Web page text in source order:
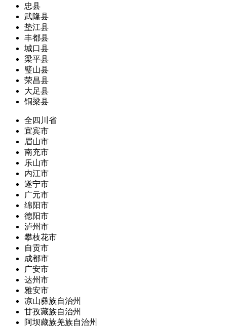
忠县
武隆县
垫江县
丰都县
城口县
梁平县
璧山县
荣昌县
大足县
铜梁县
全四川省
宜宾市
眉山市
南充市
乐山市
内江市
遂宁市
广元市
绵阳市
德阳市
泸州市
攀枝花市
自贡市
成都市
广安市
达州市
雅安市
凉山彝族自治州
甘孜藏族自治州
阿坝藏族羌族自治州